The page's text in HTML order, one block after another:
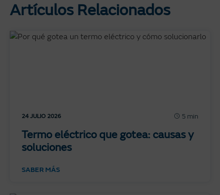
Artículos Relacionados
24 JULIO 2026 5 min
Termo eléctrico que gotea: causas y
soluciones
SABER MÁS